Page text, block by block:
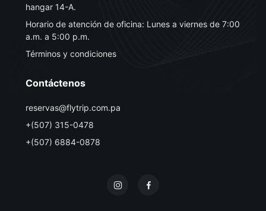
hangar 14-A.
Horario de atención de oficina: Lunes a viernes de 7:00
a.m. a 5:00 p.m.
Términos y condiciones
Contáctenos
reservas@flytrip.com.pa
+(507) 315-0478
+(507) 6884-0878